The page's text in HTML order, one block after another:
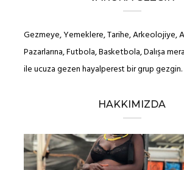
Gezmeye, Yemeklere, Tarihe, Arkeolojiye,
Pazarlarına, Futbola, Basketbola, Dalışa
ile ucuza gezen hayalperest bir grup gezgin.
HAKKIMIZDA